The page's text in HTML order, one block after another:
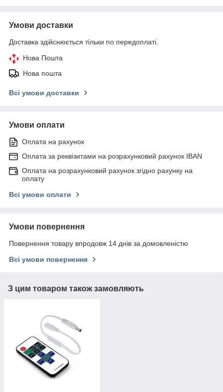
Умови доставки
Доставка здійснюється тільки по передоплаті.
Нова Пошта
Нова пошта
Всі умови доставки
Умови оплати
Оплата на рахунок
Оплата за реквізитами на розрахунковий рахунок IBAN
Оплата на розрахунковий рахунок згідно рахунку на
оплату
Всі умови оплати
Умови повернення
Повернення товару впродовж 14 днів за домовленістю
Всі умови повернення
З цим товаром також замовляють